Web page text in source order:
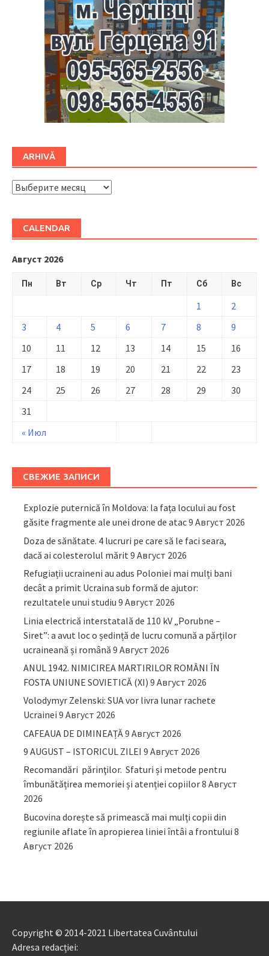
ARHIVĂ
ARHIVĂ
CALENDAR
Август 2026
Пн Вт Ср Чт Пт Сб Вс
« Июл
1
2
3
4 5 6 7 8
9
10
11 12 13 14 15
16
17
18 19 20 21 22
23
24
25 26 27 28 29
30
31
СВЕЖИЕ ЗАПИСИ
Explozie puternică în Moldova: la fața locului au fost
găsite fragmente ale unei drone de atac9 Август 2026
Doza de sănătate. 4 lucruri pe care să le faci seara,
dacă ai colesterolul mărit 9 Август 2026
Refugiații ucraineni au adus Poloniei mai mulți bani
decât a primit Ucraina sub formă de ajutor:
rezultatele unui studiu 9 Август 2026
Linia electrică interstatală de 110 kV „Porubne –
Siret”: a avut loc o ședință de lucru comună a părților
ucraineană și română 9 Август 2026
ANUL 1942. NIMICIREA MARTIRILOR ROMÂNI ÎN
FOSTA UNIUNE SOVIETICĂ (XI) 9 Август 2026
Volodymyr Zelenski: SUA vor livra lunar rachete
Ucrainei 9 Август 2026
CAFEAUA DE DIMINEAȚĂ9 Август 2026
9 AUGUST – ISTORICUL ZILEI 9 Август 2026
Recomandări părinţilor. Sfaturi și metode pentru
îmbunătățirea memoriei și atenției copiilor8 Август
2026
Bucovina dorește să primească mai mulți copii din
regiunile aflate în apropierea liniei întâi a frontului 8
Август 2026
Copyright © 2014-2021 Libertatea Cuvântului
Adresa redacției: